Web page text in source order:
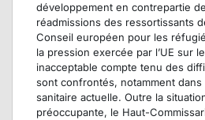
développement en contrepartie
réadmissions des ressortissants
Conseil européen pour les
la pression exercée par l’UE sur
inacceptable compte tenu des
sont confrontés, notamment
sanitaire actuelle. Outre la
préoccupante, le Haut-